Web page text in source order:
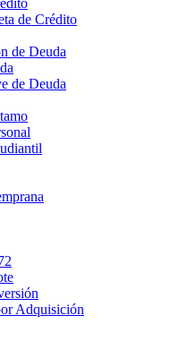
de Crédito
de Deuda
de Deuda
Adquisición